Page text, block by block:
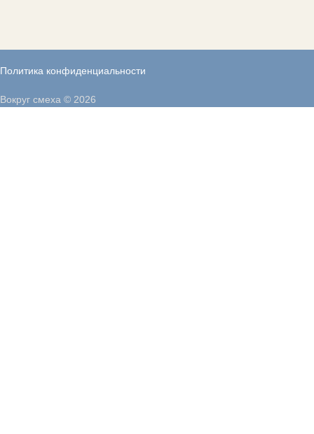
Политика конфиденциальности
Вокруг смеха © 2026